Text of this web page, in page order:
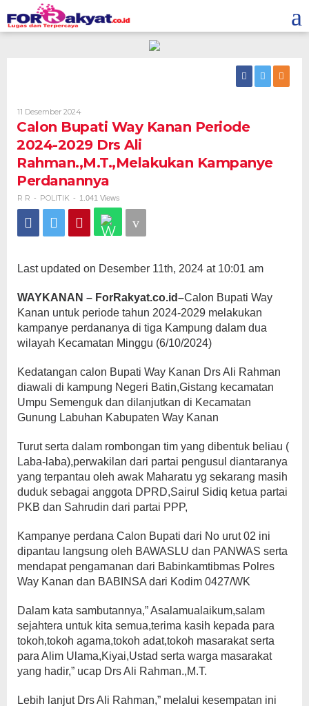
to
content
11 Desember 2024Oleh
R
Calon Bupati Way Kanan Periode
2024-2029 Drs Ali
Rahman.,M.T.,Melakukan Kampanye
Perdanannya
R R - POLITIK - 1.041 Views
Last updated on Desember 11th, 2024 at 10:01 am
WAYKANAN – ForRakyat.co.id–Calon Bupati Way
Kanan untuk periode tahun 2024-2029 melakukan
kampanye perdananya di tiga Kampung dalam dua
wilayah Kecamatan Minggu (6/10/2024)
Kedatangan calon Bupati Way Kanan Drs Ali Rahman
diawali di kampung Negeri Batin,Gistang kecamatan
Umpu Semenguk dan dilanjutkan di Kecamatan
Gunung Labuhan Kabupaten Way Kanan
Turut serta dalam rombongan tim yang dibentuk beliau (
Laba-laba),perwakilan dari partai pengusul diantaranya
yang terpantau oleh awak Maharatu yg sekarang masih
duduk sebagai anggota DPRD,Sairul Sidiq ketua partai
PKB dan Sahrudin dari partai PPP,
Kampanye perdana Calon Bupati dari No urut 02 ini
dipantau langsung oleh BAWASLU dan PANWAS serta
mendapat pengamanan dari Babinkamtibmas Polres
Way Kanan dan BABINSA dari Kodim 0427/WK
Dalam kata sambutannya,” Asalamualaikum,salam
sejahtera untuk kita semua,terima kasih kepada para
tokoh,tokoh agama,tokoh adat,tokoh masarakat serta
para Alim Ulama,Kiyai,Ustad serta warga masarakat
yang hadir,” ucap Drs Ali Rahman.,M.T.
Lebih lanjut Drs Ali Rahman,” melalui kesempatan ini